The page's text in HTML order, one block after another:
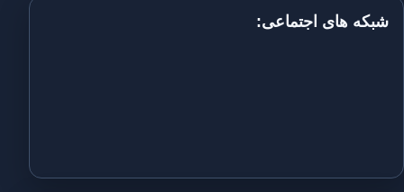
شبکه های اجتماعی: